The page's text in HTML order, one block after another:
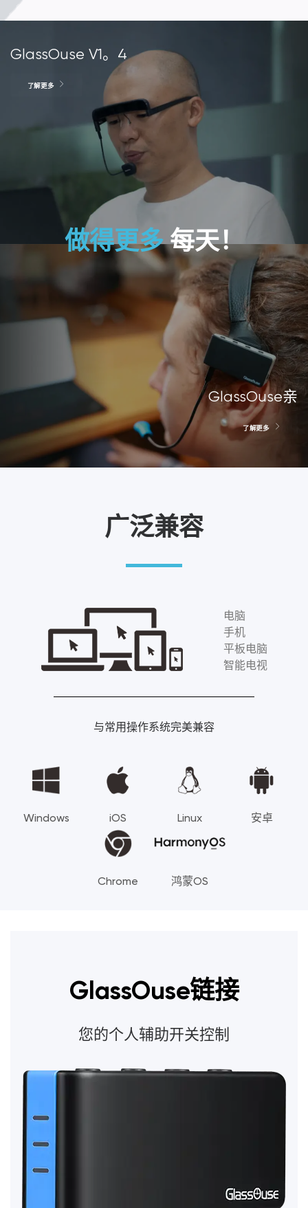
做得更多每天！
GlassOuse V1。4
了解更多
GlassOuse亲
了解更多
广泛兼容
电脑
手机
平板电脑
智能电视
与常用操作系统完美兼容
Windows iOS Linux 安卓
Chrome 鸿蒙OS
GlassOuse链接
您的个人辅助开关控制